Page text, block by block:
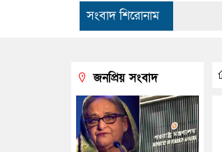
সংবাদ শিরোনাম
জনপ্রিয় সংবাদ